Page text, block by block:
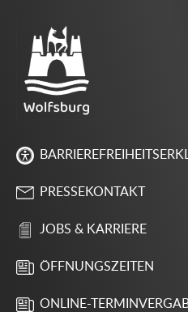
PRESSEKONTAKT
JOBS & KARRIERE
ÖFFNUNGSZEITEN
ONLINE-